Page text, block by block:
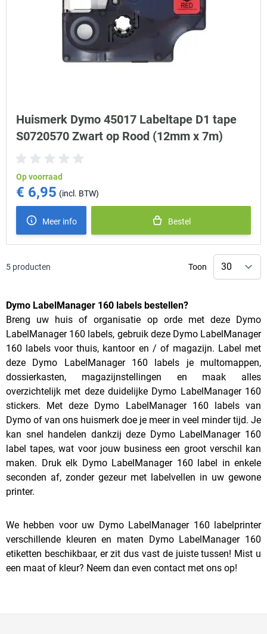
Huismerk Dymo 45017 Labeltape D1 tape
S0720570 Zwart op Rood (12mm x 7m)
Op voorraad
€ 6,95
Meer info Bestel
5 producten Toon
Dymo LabelManager 160 labels bestellen?
Breng uw huis of organisatie op orde met deze Dymo
LabelManager 160 labels, gebruik deze Dymo LabelManager
160 labels voor thuis, kantoor en / of magazijn. Label met
deze Dymo LabelManager 160 labels je multomappen,
dossierkasten, magazijnstellingen en maak alles
overzichtelijk met deze duidelijke Dymo LabelManager 160
stickers. Met deze Dymo LabelManager 160 labels van
Dymo of van ons huismerk doe je meer in veel minder tijd. Je
kan snel handelen dankzij deze Dymo LabelManager 160
label tapes, wat voor jouw business een groot verschil kan
maken. Druk elk Dymo LabelManager 160 label in enkele
seconden af, zonder gezeur met labelvellen in uw gewone
printer.
We hebben voor uw Dymo LabelManager 160 labelprinter
verschillende kleuren en maten Dymo LabelManager 160
etiketten beschikbaar, er zit dus vast de juiste tussen! Mist u
een maat of kleur? Neem dan even contact met ons op!